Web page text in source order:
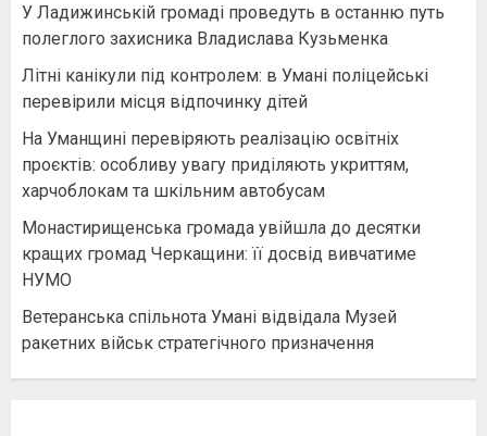
У Ладижинській громаді проведуть в останню путь
полеглого захисника Владислава Кузьменка
Літні канікули під контролем: в Умані поліцейські
перевірили місця відпочинку дітей
На Уманщині перевіряють реалізацію освітніх
проєктів: особливу увагу приділяють укриттям,
харчоблокам та шкільним автобусам
Монастирищенська громада увійшла до десятки
кращих громад Черкащини: її досвід вивчатиме
НУМО
Ветеранська спільнота Умані відвідала Музей
ракетних військ стратегічного призначення